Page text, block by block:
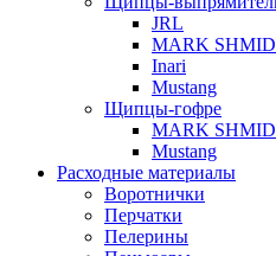
JRL
MARK
Inari
Mustang
Щипцы-гофре
MARK
Mustang
Расходные материалы
Воротнички
Перчатки
Пелерины